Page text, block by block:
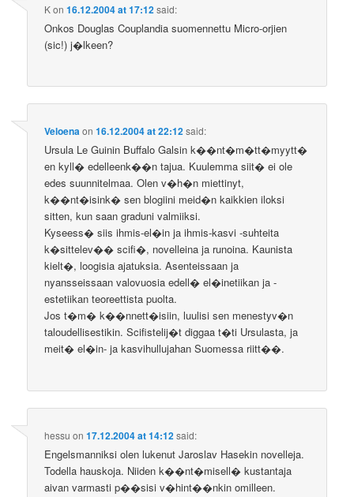
Kon16.12.2004 at 17:12said:
Onkos Douglas Couplandia suomennettu Micro-orjien
(sic!) j�lkeen?
Veloenaon16.12.2004 at 22:12said:
Ursula Le Guinin Buffalo Galsin k��nt�m�tt�myytt�
en kyll� edelleenk��n tajua. Kuulemma siit� ei ole
edes suunnitelmaa. Olen v�h�n miettinyt,
k��nt�isink� sen blogiini meid�n kaikkien iloksi
sitten, kun saan graduni valmiiksi.
Kyseess� siis ihmis-el�in ja ihmis-kasvi -suhteita
k�sittelev�� scifi�, novelleina ja runoina. Kaunista
kielt�, loogisia ajatuksia. Asenteissaan ja
nyansseissaan valovuosia edell� el�inetiikan ja -
estetiikan teoreettista puolta.
Jos t�m� k��nnett�isiin, luulisi sen menestyv�n
taloudellisestikin. Scifistelij�t diggaa t�ti Ursulasta, ja
meit� el�in- ja kasvihullujahan Suomessa riitt��.
hessu on17.12.2004 at 14:12said:
Engelsmanniksi olen lukenut Jaroslav Hasekin novelleja.
Todella hauskoja. Niiden k��nt�misell� kustantaja
aivan varmasti p��sisi v�hint��nkin omilleen.